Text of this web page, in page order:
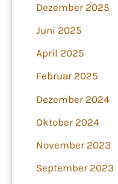
Dezember 2025
Juni 2025
April 2025
Februar 2025
Dezember 2024
Oktober 2024
November 2023
September 2023